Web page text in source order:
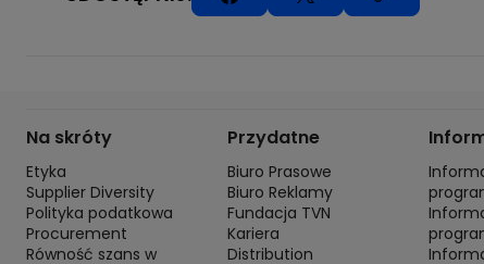
Na skróty
Etyka
Supplier Diversity
Polityka podatkowa
Procurement
Równość szans w
Przydatne
Biuro Prasowe
Biuro Reklamy
Fundacja TVN
Kariera
Distribution